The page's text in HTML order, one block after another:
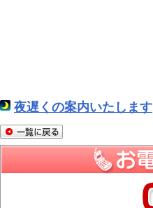
夜遅くの案内いたします